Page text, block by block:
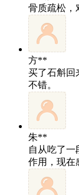
骨质疏松，
方**
买了石斛回
不错。
朱**
自从吃了一
作用，现在